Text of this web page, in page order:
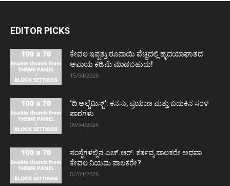
EDITOR PICKS
ಕೇವಲ ಇಪ್ಪತ್ತು ರೂಪಾಯಿ ವೆಚ್ಚದಲ್ಲಿ ಹೃದಯಾಘಾತದ
ಅಪಾಯ ಕಡಿಮೆ ಮಾಡಬಹುದು!
15/04/2026
‘ದಿ ಅಲ್ಚೆಮಿಸ್ಟ್’: ಕನಸು, ಪ್ರಯಾಣ ಮತ್ತು ಬದುಕಿನ ಸರಳ
ಪಾಠಗಳು
09/04/2026
ಸಂಸ್ಥೆಗಳಲ್ಲಿನ ಎಚ್.ಆರ್. ಕರ್ತವ್ಯ ಪಾಲಕರೇ ಅಥವಾ
ಕೇವಲ ನಿಯಮ ಪಾಲಕರೇ?
02/04/2026